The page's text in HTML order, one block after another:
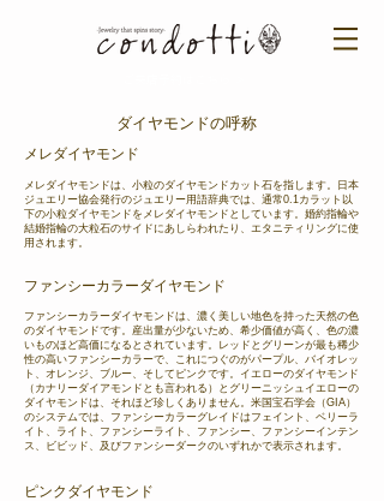
ダイヤモンドの呼称
メレダイヤモンド
メレダイヤモンドは、小粒のダイヤモンドカット石を指します。日本
ジュエリー協会発行のジュエリー用語辞典では、通常0.1カラット以
下の小粒ダイヤモンドをメレダイヤモンドとしています。婚約指輪や
結婚指輪の大粒石のサイドにあしらわれたり、エタニティリングに使
用されます。
ファンシーカラーダイヤモンド
ファンシーカラーダイヤモンドは、濃く美しい地色を持った天然の色
のダイヤモンドです。産出量が少ないため、希少価値が高く、色の濃
いものほど高価になるとされています。レッドとグリーンが最も稀少
性の高いファンシーカラーで、これにつぐのがパープル、バイオレッ
ト、オレンジ、ブルー、そしてピンクです。イエローのダイヤモンド
（カナリーダイアモンドとも言われる）とグリーニッシュイエローの
ダイヤモンドは、それほど珍しくありません。米国宝石学会（GIA）
のシステムでは、ファンシーカラーグレイドはフェイント、ベリーラ
イト、ライト、ファンシーライト、ファンシー、ファンシーインテン
ス、ビビッド、及びファンシーダークのいずれかで表示されます。
ピンクダイヤモンド